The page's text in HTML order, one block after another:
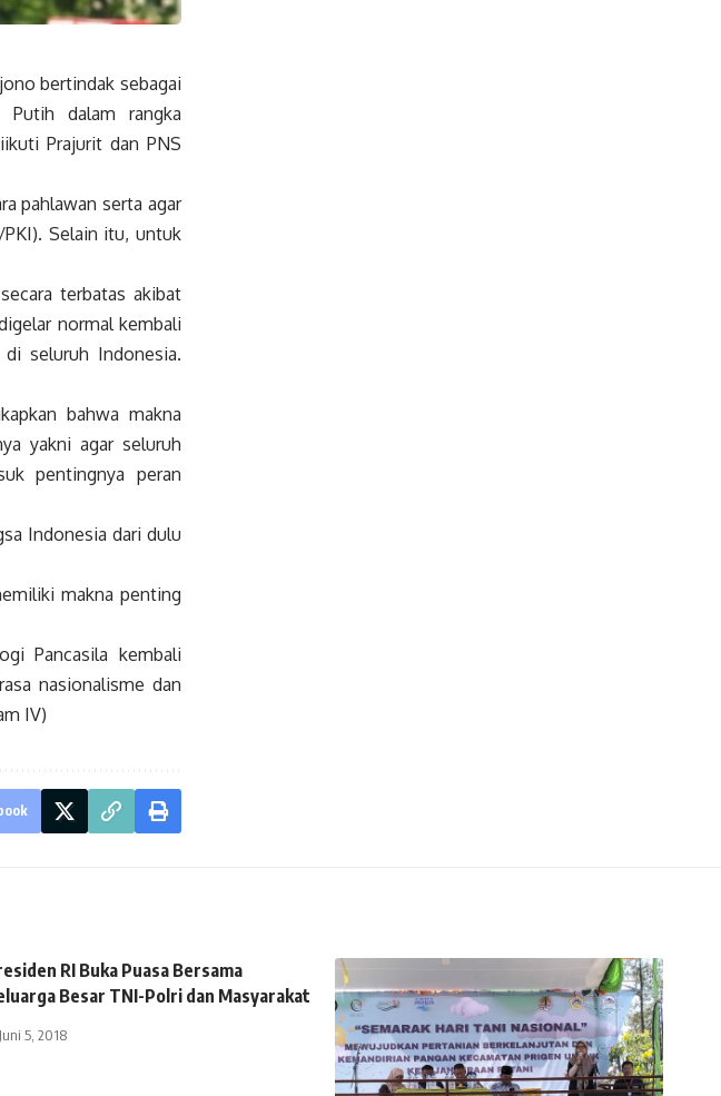
bertindak sebagai
Putih dalam rangka
Prajurit dan PNS
pahlawan serta agar
Selain itu, untuk
terbatas akibat
normal kembali
seluruh Indonesia.
bahwa makna
yakni agar seluruh
pentingnya peran
Indonesia dari dulu
makna penting
Pancasila kembali
nasionalisme dan
IV)
RI Buka Puasa Bersama
Besar TNI-Polri dan Masyarakat
Juni 5, 2018